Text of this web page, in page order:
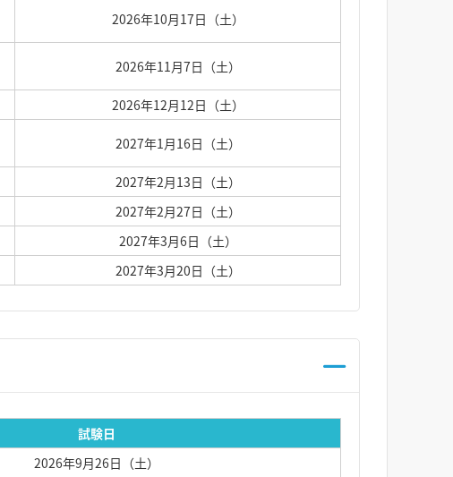
2026年10月17日（土）
2026年11月7日（土）
2026年12月12日（土）
2027年1月16日（土）
2027年2月13日（土）
2027年2月27日（土）
2027年3月6日（土）
2027年3月20日（土）
試験日
2026年9月26日（土）